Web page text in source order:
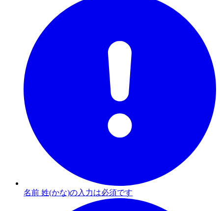
名前 姓(かな)の入力は必須です